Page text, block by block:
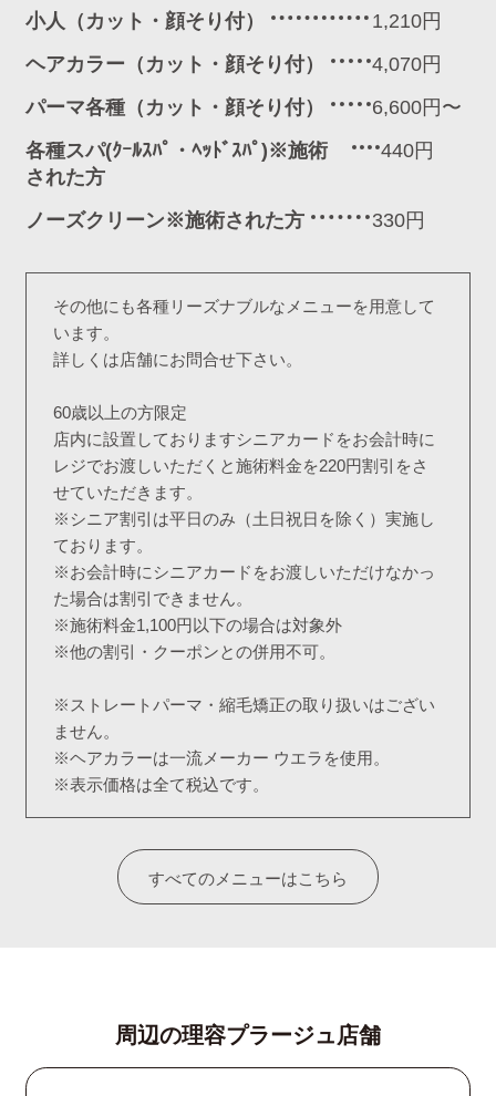
小人（カット・顔そり付）
1,210円
ヘアカラー（カット・顔そり付）
4,070円
パーマ各種（カット・顔そり付）
6,600円〜
各種スパ(ｸｰﾙｽﾊﾟ・ﾍｯﾄﾞｽﾊﾟ)※施術
された方
440円
ノーズクリーン※施術された方 330円
その他にも各種リーズナブルなメニューを用意して
います。
詳しくは店舗にお問合せ下さい。
60歳以上の方限定
店内に設置しておりますシニアカードをお会計時に
レジでお渡しいただくと施術料金を220円割引をさ
せていただきます。
※シニア割引は平日のみ（土日祝日を除く）実施し
ております。
※お会計時にシニアカードをお渡しいただけなかっ
た場合は割引できません。
※施術料金1,100円以下の場合は対象外
※他の割引・クーポンとの併用不可。
※ストレートパーマ・縮毛矯正の取り扱いはござい
ません。
※ヘアカラーは一流メーカー ウエラを使用。
※表示価格は全て税込です。
すべてのメニューはこちら
周辺の理容プラージュ店舗